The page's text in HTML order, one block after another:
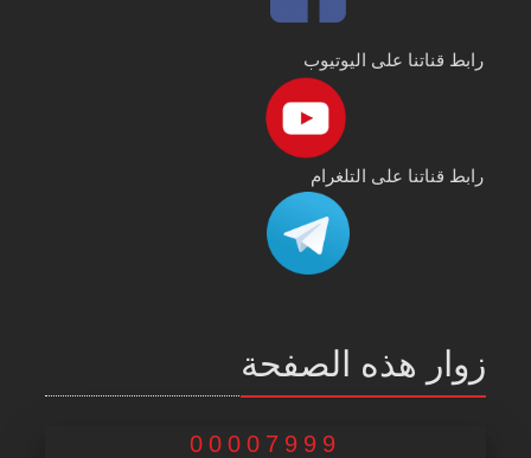
رابط قناتنا على اليوتيوب
رابط قناتنا على التلغرام
زوار هذه الصفحة
00007999